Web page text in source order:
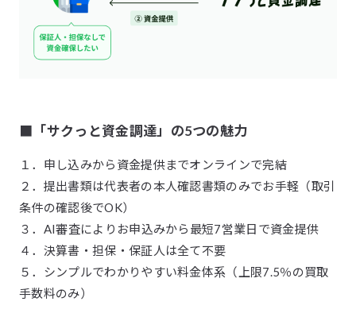
■「サクっと資金調達」の5つの魅力
１．申し込みから資金提供までオンラインで完結
２．提出書類は代表者の本人確認書類のみでお手軽（取引
条件の確認後でOK）
３．AI審査によりお申込みから最短7営業日で資金提供
４．決算書・担保・保証人は全て不要
５．シンプルでわかりやすい料金体系（上限7.5％の買取
手数料のみ）